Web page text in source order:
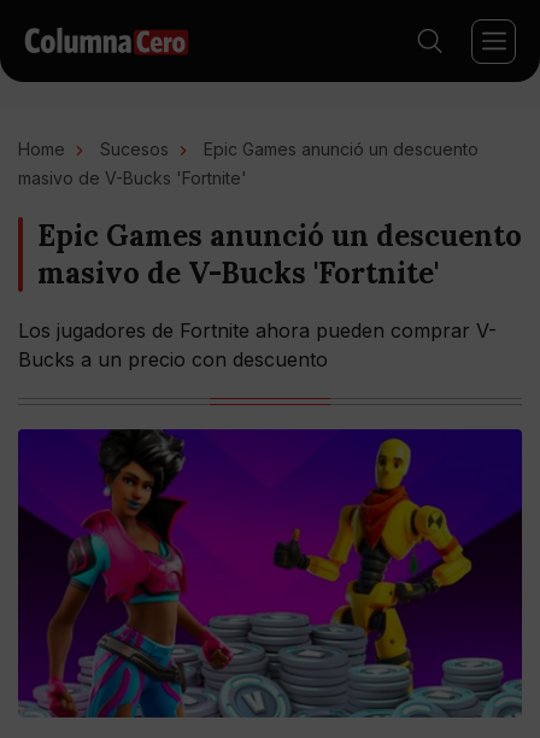
Home Sucesos
Epic Games anunció un descuento
masivo de V-Bucks 'Fortnite'
Epic Games anunció un descuento
masivo de V-Bucks 'Fortnite'
Los jugadores de Fortnite ahora pueden comprar V-
Bucks a un precio con descuento